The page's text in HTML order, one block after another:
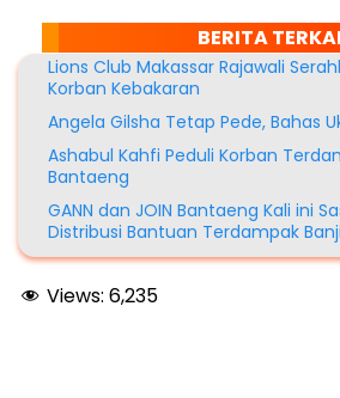
BERITA
Lions Club Makassar Rajawali
Korban Kebakaran
Angela Gilsha Tetap Pede, Bahas
Ashabul Kahfi Peduli Korban
Bantaeng
GANN dan JOIN Bantaeng Kali ini
Distribusi Bantuan Terdampak
Views: 6,235